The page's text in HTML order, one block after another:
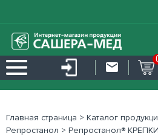
Главная страница > Каталог
Репростанол > Репростанол®